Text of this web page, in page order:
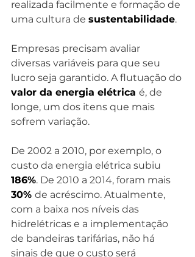
realizada facilmente e formação de
uma cultura de sustentabilidade.
Empresas precisam avaliar
diversas variáveis para que seu
lucro seja garantido. A flutuação do
valor da energia elétrica é, de
longe, um dos itens que mais
sofrem variação.
De 2002 a 2010, por exemplo, o
custo da energia elétrica subiu
186%. De 2010 a 2014, foram mais
30% de acréscimo. Atualmente,
com a baixa nos níveis das
hidrelétricas e a implementação
de bandeiras tarifárias, não há
sinais de que o custo será